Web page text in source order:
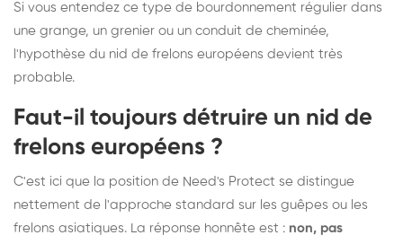
Si vous entendez ce type de bourdonnement régulier dans
une grange, un grenier ou un conduit de cheminée,
l'hypothèse du nid de frelons européens devient très
probable.
Faut-il toujours détruire un nid de
frelons européens ?
C'est ici que la position de Need's Protect se distingue
nettement de l'approche standard sur les guêpes ou les
frelons asiatiques. La réponse honnête est : non, pas